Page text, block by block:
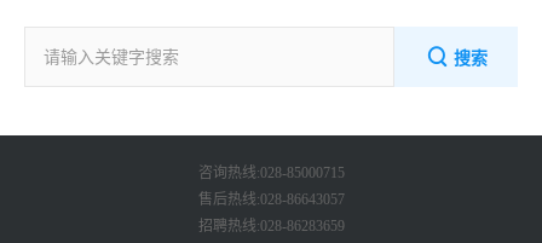
搜索
咨询热线:028-85000715
售后热线:028-86643057
招聘热线:028-86283659